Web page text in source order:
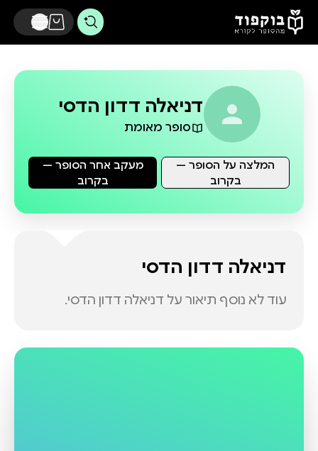
דלג לתוכן הראשי
דניאלה דדון הדסי
סופר מאומת
מעקב אחר הסופר —
בקרוב
המלצה על הסופר —
בקרוב
דניאלה דדון הדסי
עוד לא נוסף תיאור על דניאלה דדון הדסי.